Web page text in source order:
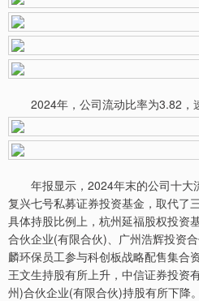
2024年，公司流动比率为3.82，
年报显示，2024年末的公司十大
复兴七号私募证券投资基金，取代了
具体持股比例上，杭州延福股权投资
合伙企业(有限合伙)、广州浩辉投资
麟环保员工参与科创板战略配售集合
王文生持股有所上升，中信证券投资
州)合伙企业(有限合伙)持股有所下降。